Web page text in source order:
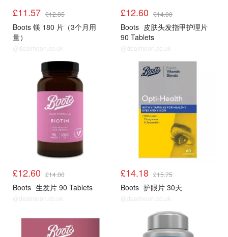
£11.57 £12.85
Boots 镁 180 片（3个月用
量）
@dealmoon.co.uk
£12.60 £14.00
Boots 皮肤头发指甲护理片
90 Tablets
@dealmoon.co.uk
£12.60 £14.00
Boots 生发片 90 Tablets
@dealmoon.co.uk
£14.18 £15.75
Boots 护眼片 30天
@dealmoon.co.uk